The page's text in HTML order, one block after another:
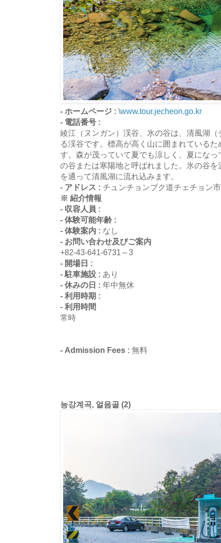
- ホームページ : \www.tour.jecheon.go.kr
- 電話番号 :
綾江（ヌンガン）渓谷、氷の谷は、清風湖
る渓谷です。標高が高く山に囲まれている
す。森が茂っていて夏でも涼しく、夏にな
の谷または寒陽地と呼ばれました。氷の谷
を通って清風湖に流れ込みます。
- アドレス : チュンチョンブク道チェチョン
※ 紹介情報
- 収容人員 :
- 体験可能年齢 :
- 体験案内 : なし
- お問い合わせ及びご案内
+82-43-641-6731～3
- 開場日 :
- 駐車施設 : あり
- 休みの日 : 年中無休
- 利用時期 :
- 利用時間
常時
- Admission Fees : 無料
능강계곡, 얼음골 (2)